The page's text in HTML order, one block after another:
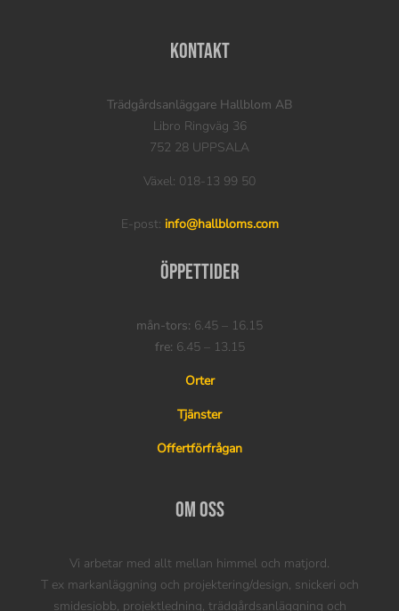
Kontakt
Trädgårdsanläggare Hallblom AB
Libro Ringväg 36
752 28 UPPSALA
Växel: 018-13 99 50
E-post: info@hallbloms.com
Öppettider
mån-tors: 6.45 – 16.15
fre: 6.45 – 13.15
Orter
Tjänster
Offertförfrågan
Om oss
Vi arbetar med allt mellan himmel och matjord.
T ex markanläggning och projektering/design, snickeri och
smidesjobb, projektledning, trädgårdsanläggning och